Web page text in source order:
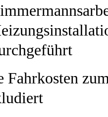
Fahrkosten